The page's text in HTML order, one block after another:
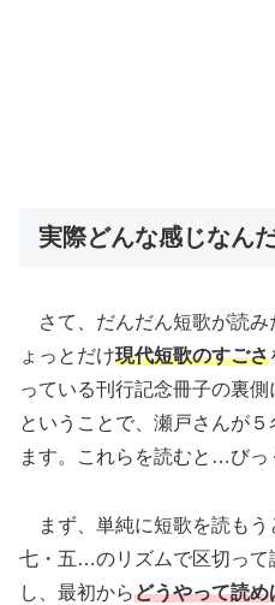
実際どんな感じなん
さて、だんだん短歌が読み
ょっとだけ現代短歌のすごさ
っている刊行記念冊子の裏
ということで、瀬戸さんが
ます。これらを読むと…びっ
まず、単純に短歌を読もう
七・五…のリズムで区切って
し、最初からどうやって読め